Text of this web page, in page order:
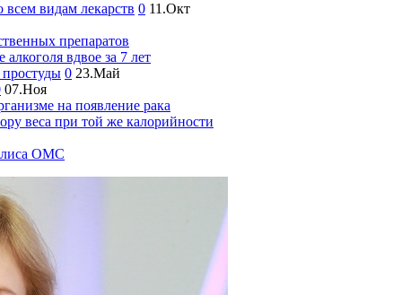
всем видам лекарств 0 11.Окт
препаратов
вдвое за 7 лет
0 23.Май
07.Ноя
на появление рака
веса при той же калорийности
ОМС